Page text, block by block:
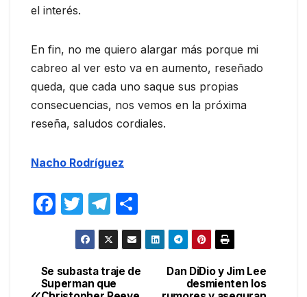
el interés.
En fin, no me quiero alargar más porque mi
cabreo al ver esto va en aumento, reseñado
queda, que cada uno saque sus propias
consecuencias, nos vemos en la próxima
reseña, saludos cordiales.
Nacho Rodríguez
F
e
b
T
w
itt
er
T
el
e
gr
a
o
m
p
ar
Navegación
Dan DiDio y Jim Lee
desmienten los
Se subasta traje de
Superman que